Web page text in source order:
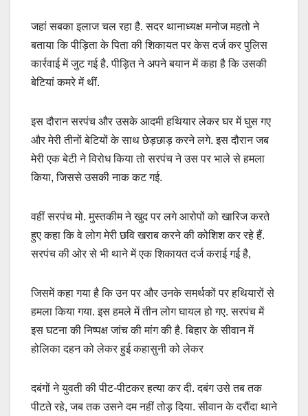
जहां सबका इलाज चल रहा है. सदर थानाध्यक्ष मनोज महतो ने
बताया कि पीड़िता के पिता की शिकायत पर केस दर्ज कर पुलिस
कार्रवाई में जुट गई है. पीड़ित ने अपने बयान में कहा है कि उसकी
बेटियां कमरे में थीं.
इस दौरान सरपंच और उसके आदमी हथियार लेकर घर में घुस गए
और मेरी तीनों बेटियों के साथ छेड़छाड़ करने लगे. इस दौरान जब
मेरी एक बेटी ने विरोध किया तो सरपंच ने उस पर भाले से हमला
किया, जिससे उसकी नाक कट गई.
वहीं सरपंच मो. मुस्तकीम ने खुद पर लगे आरोपों को खारिज करते
हुए कहा कि वे लोग मेरी छवि खराब करने की कोशिश कर रहे हैं.
सरपंच की ओर से भी थाने में एक शिकायत दर्ज कराई गई है,
जिसमें कहा गया है कि उन पर और उनके समर्थकों पर हथियारों से
हमला किया गया. इस हमले में तीन लोग घायल हो गए. सरपंच में
इस घटना की निष्पक्ष जांच की मांग की है. बिहार के सीवान में
होलिका दहन को लेकर हुई कहासुनी को लेकर
दबंगों ने युवती की पीट-पीटकर हत्या कर दी. दबंग उसे तब तक
पीटते रहे, जब तक उसने दम नहीं तोड़ दिया. सीवान के दरौंदा थाने